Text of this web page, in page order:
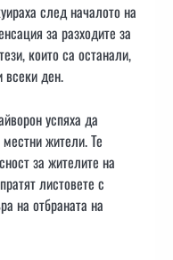
след началото на
за разходите за
които са останали,
всеки ден.
успяха да
жители. Те
за жителите на
листовете с
на отбраната на